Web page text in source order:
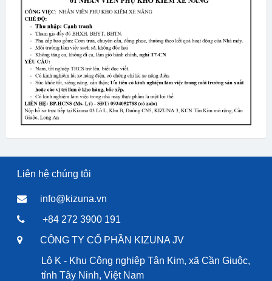
Liên hệ chúng tôi
info@kizuna.vn
+84 272 3900 191
CÔNG TY CỔ PHẦN KIZUNA JV
Lô K - Khu Công nghiệp Tân Kim, xã Cần Giuộc,
tỉnh Tây Ninh, Việt Nam